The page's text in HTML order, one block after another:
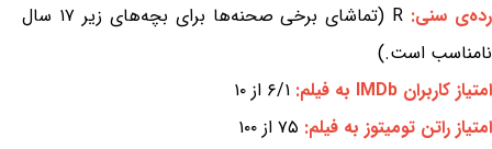
رده‌ی سنی:
R (تماشای برخی صحنه‌ها برای بچه‌های زیر ۱۷ سال
نامناسب است.)
امتیاز کاربران IMDb به فیلم:
۶/۱ از ۱۰
امتیاز راتن تومیتوز به فیلم: ۷۵ از ۱۰۰